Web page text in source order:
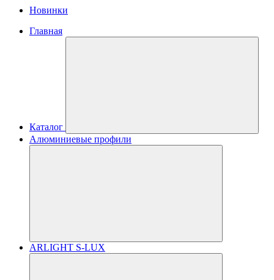
Новинки
Главная
Каталог
Алюминиевые профили
ARLIGHT S-LUX